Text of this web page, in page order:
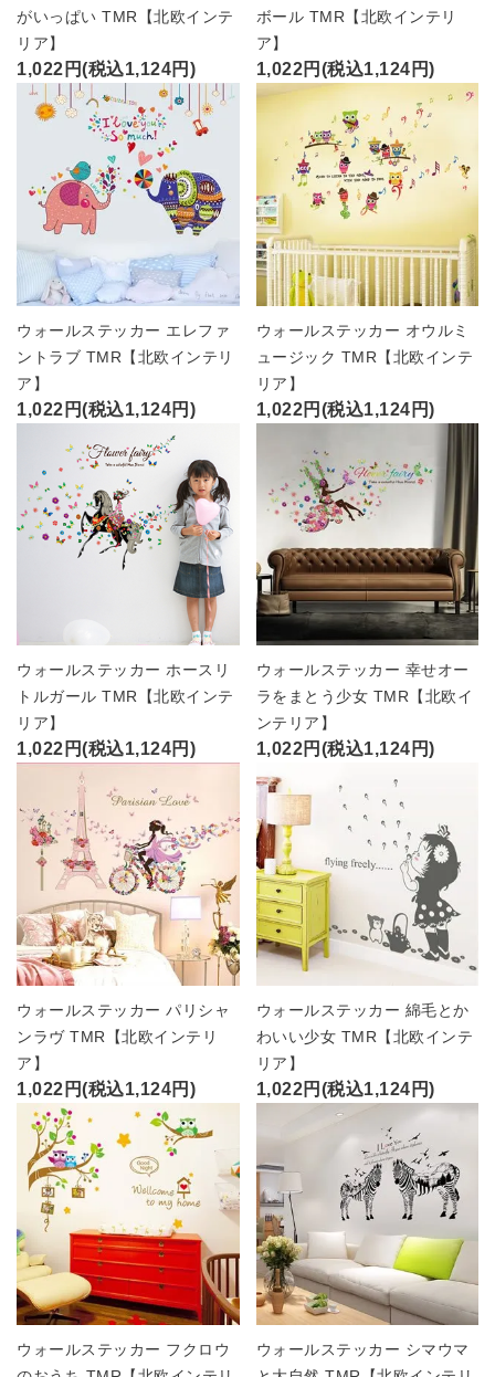
がいっぱい TMR【北欧インテ
リア】
1,022円(税込1,124円)
ボール TMR【北欧インテリ
ア】
1,022円(税込1,124円)
ウォールステッカー エレファ
ントラブ TMR【北欧インテリ
ア】
1,022円(税込1,124円)
ウォールステッカー オウルミ
ュージック TMR【北欧インテ
リア】
1,022円(税込1,124円)
ウォールステッカー ホースリ
トルガール TMR【北欧インテ
リア】
1,022円(税込1,124円)
ウォールステッカー 幸せオー
ラをまとう少女 TMR【北欧イ
ンテリア】
1,022円(税込1,124円)
ウォールステッカー パリシャ
ンラヴ TMR【北欧インテリ
ア】
1,022円(税込1,124円)
ウォールステッカー 綿毛とか
わいい少女 TMR【北欧インテ
リア】
1,022円(税込1,124円)
ウォールステッカー フクロウ
ウォールステッカー シマウマ